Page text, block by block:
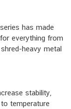
has made
everything from
heavy metal
stability,
temperature